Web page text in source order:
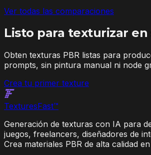
Ver todas las comparaciones
Listo para texturizar en
Obten texturas PBR listas para
prompts, sin pintura manual ni node
Crea tu primer texture
TexturesFast™
Generación de texturas con IA para
juegos, freelancers, diseñadores de
Crea materiales PBR de alta calidad